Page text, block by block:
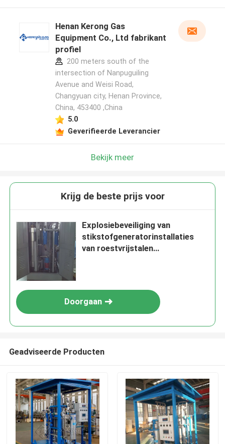
Thuis
Henan Kerong Gas
Equipment Co., Ltd fabrikant
profiel
200 meters south of the
intersection of Nanpuguiling
Avenue and Weisi Road,
Changyuan city, Henan Province,
China, 453400 ,China
5.0
Geverifieerde Leverancier
Bekijk meer
Krijg de beste prijs voor
Explosiebeveiliging van
stikstofgeneratorinstallaties
van roestvrijstalen
Doorgaan
Geadviseerde Producten